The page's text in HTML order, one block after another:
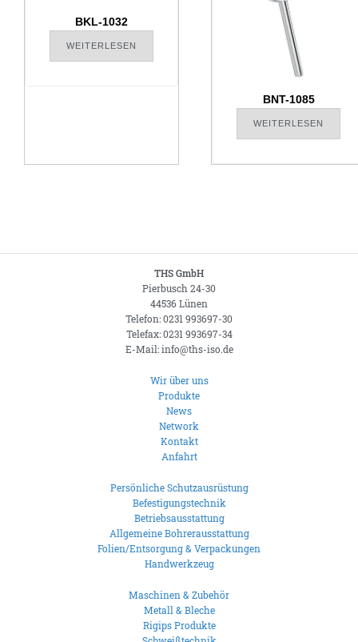
BKL-1032
WEITERLESEN
BNT-1085
WEITERLESEN
THS GmbH
Pierbusch 24-30
44536 Lünen
Telefon: 0231 993697-30
Telefax: 0231 993697-34
E-Mail: info@ths-iso.de
Wir über uns
Produkte
News
Network
Kontakt
Anfahrt
Persönliche Schutzausrüstung
Befestigungstechnik
Betriebsausstattung
Allgemeine Bohrerausstattung
Folien/Entsorgung & Verpackungen
Handwerkzeug
Maschinen & Zubehör
Metall & Bleche
Rigips Produkte